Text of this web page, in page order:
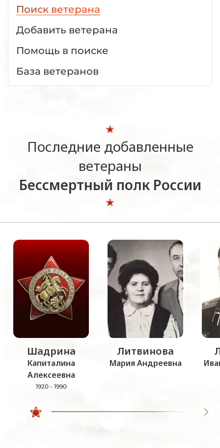
Поиск ветерана
Добавить ветерана
Помощь в поиске
База ветеранов
Последние добавленные
ветераны
Бессмертный полк России
Шадрина
Капиталина
Алексеевна
1920 - 1990
Литвинова
Мария Андреевна